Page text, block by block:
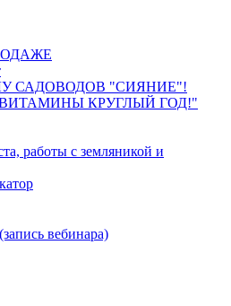
САДОВОДОВ "СИЯНИЕ"!
"ВИТАМИНЫ КРУГЛЫЙ ГОД!"
работы с земляникой и
вебинара)